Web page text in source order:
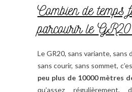
Combien de
parcourir le
Le GR20, sans variante, sans
sans courir, sans sommet,
peu plus de 10000 mètres
qu’assez